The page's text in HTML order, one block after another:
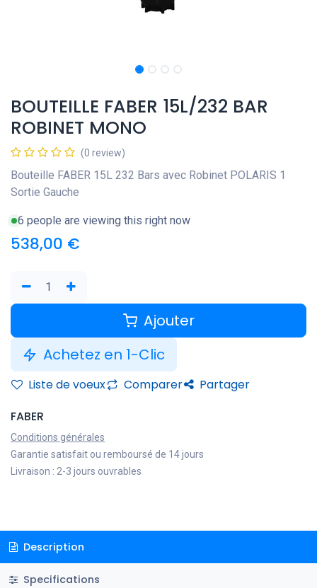
BOUTEILLE FABER 15L/232 BAR
ROBINET MONO
(0 review)
Bouteille FABER 15L 232 Bars avec Robinet POLARIS 1
Sortie Gauche
6 people are viewing this right now
538,00 €
Ajouter
Achetez en 1-Clic
Liste de voeux Comparer
Partager
FABER
Conditions générales
Garantie satisfait ou remboursé de 14 jours
Livraison : 2-3 jours ouvrables
Description
Specifications